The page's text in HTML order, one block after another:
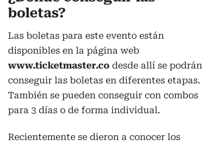
boletas?
Las boletas para este evento están
disponibles en la página web
www.ticketmaster.co desde allí se podrán
conseguir las boletas en diferentes etapas.
También se pueden conseguir con combos
para 3 días o de forma individual.
Recientemente se dieron a conocer los